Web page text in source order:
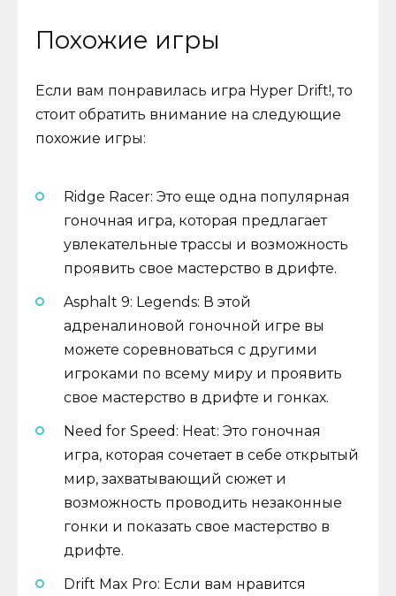
Похожие игры
Если вам понравилась игра Hyper Drift!, то
стоит обратить внимание на следующие
похожие игры:
Ridge Racer: Это еще одна популярная
гоночная игра, которая предлагает
увлекательные трассы и возможность
проявить свое мастерство в дрифте.
Asphalt 9: Legends: В этой
адреналиновой гоночной игре вы
можете соревноваться с другими
игроками по всему миру и проявить
свое мастерство в дрифте и гонках.
Need for Speed: Heat: Это гоночная
игра, которая сочетает в себе открытый
мир, захватывающий сюжет и
возможность проводить незаконные
гонки и показать свое мастерство в
дрифте.
Drift Max Pro: Если вам нравится